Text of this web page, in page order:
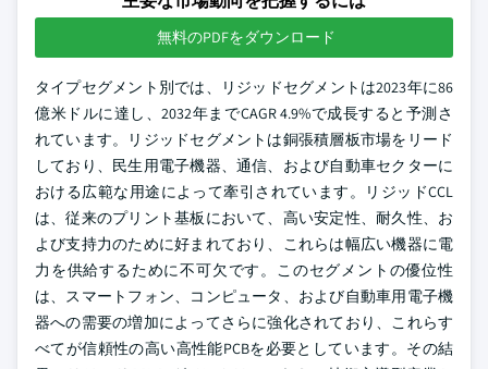
無料のPDFをダウンロード
タイプセグメント別では、リジッドセグメントは2023年に86
億米ドルに達し、2032年までCAGR 4.9%で成長すると予測さ
れています。リジッドセグメントは銅張積層板市場をリード
しており、民生用電子機器、通信、および自動車セクターに
おける広範な用途によって牽引されています。リジッドCCL
は、従来のプリント基板において、高い安定性、耐久性、お
よび支持力のために好まれており、これらは幅広い機器に電
力を供給するために不可欠です。このセグメントの優位性
は、スマートフォン、コンピュータ、および自動車用電子機
器への需要の増加によってさらに強化されており、これらす
べてが信頼性の高い高性能PCBを必要としています。その結